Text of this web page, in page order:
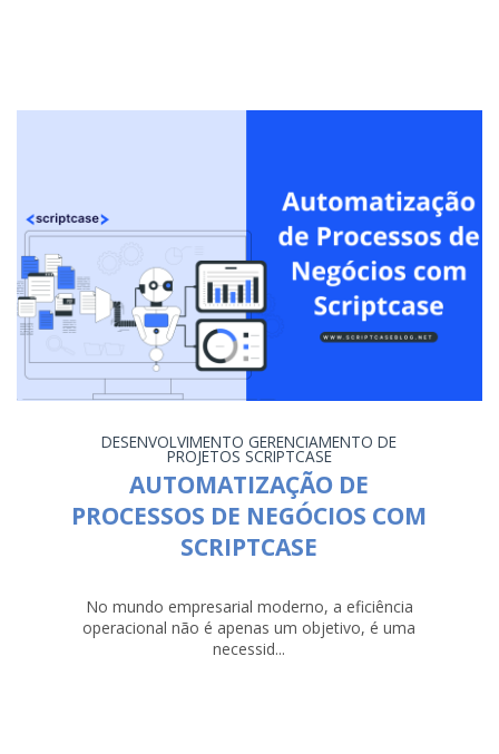
DESENVOLVIMENTO GERENCIAMENTO DE
PROJETOS SCRIPTCASE
AUTOMATIZAÇÃO DE
PROCESSOS DE NEGÓCIOS COM
SCRIPTCASE
No mundo empresarial moderno, a eficiência
operacional não é apenas um objetivo, é uma
necessid...